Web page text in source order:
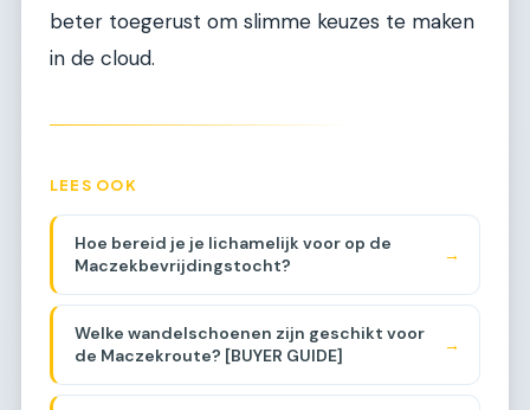
beter toegerust om slimme keuzes te maken
in de cloud.
LEES OOK
Hoe bereid je je lichamelijk voor op de
Maczekbevrijdingstocht?
→
Welke wandelschoenen zijn geschikt voor
de Maczekroute? [BUYER GUIDE]
→